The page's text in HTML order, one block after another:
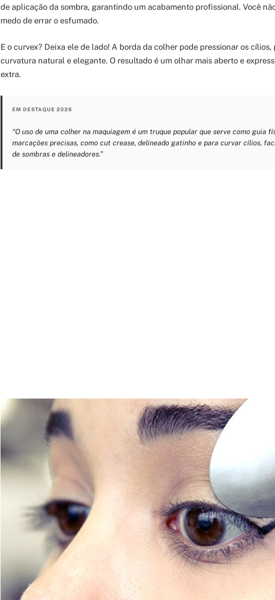
de aplicação da sombra, garantindo um acabamento profissional. Você
medo de errar o esfumado.
E o curvex? Deixa ele de lado! A borda da colher pode pressionar os
curvatura natural e elegante. O resultado é um olhar mais aberto e
extra.
EM DESTAQUE 2026
“O uso de uma colher na maquiagem é um truque popular que serve como guia
marcações precisas, como cut crease, delineado gatinho e para curvar cílios,
de sombras e delineadores.”